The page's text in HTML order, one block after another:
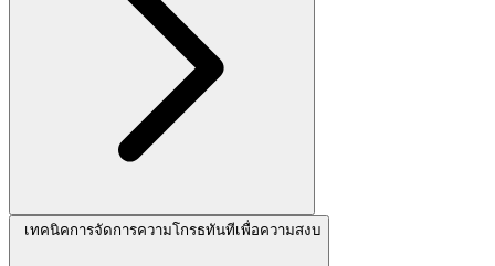
เทคนิคการจัดการความโกรธทันทีเพื่อความสงบ